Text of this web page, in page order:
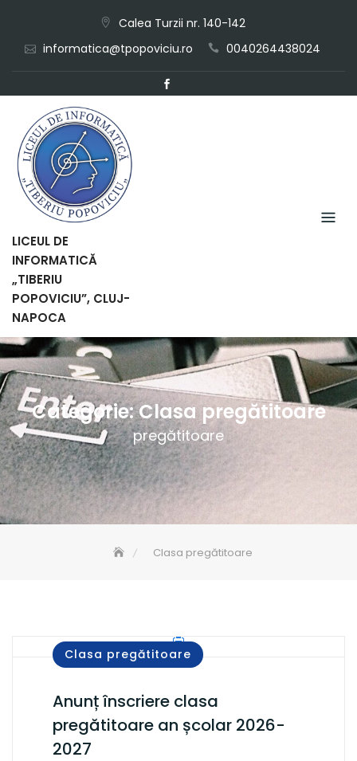
content
Calea Turzii nr. 140-142
informatica@tpopoviciu.ro
0040264438024
LICEUL DE
INFORMATICĂ
„TIBERIU
POPOVICIU”, CLUJ-
NAPOCA
Categorie:Clasa pregătitoare
pregătitoare
Clasa pregătitoare
Clasa pregătitoare
Anunț înscriere clasa
pregătitoare an școlar 2026-
2027